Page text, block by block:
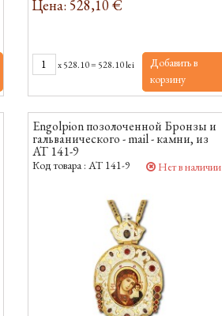
Цена: 528,10 €
x528.10= 528.10 lei
Добавить в
корзину
Engolpion позолоченной Бронзы и
гальванического - mail - камни, из
AT 141-9
Код товара : AT 141-9 Нет в наличии